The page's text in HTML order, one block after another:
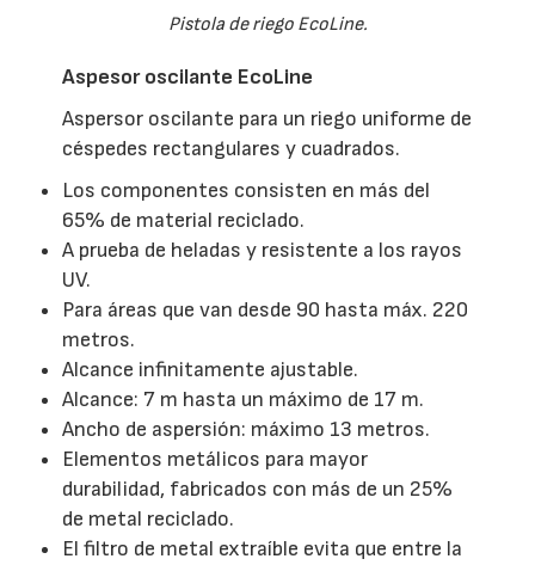
Pistola de riego EcoLine.
Aspesor oscilante EcoLine
Aspersor oscilante para un riego uniforme de
céspedes rectangulares y cuadrados.
Los componentes consisten en más del
65% de material reciclado.
A prueba de heladas y resistente a los rayos
UV.
Para áreas que van desde 90 hasta máx. 220
metros.
Alcance infinitamente ajustable.
Alcance: 7 m hasta un máximo de 17 m.
Ancho de aspersión: máximo 13 metros.
Elementos metálicos para mayor
durabilidad, fabricados con más de un 25%
de metal reciclado.
El filtro de metal extraíble evita que entre la